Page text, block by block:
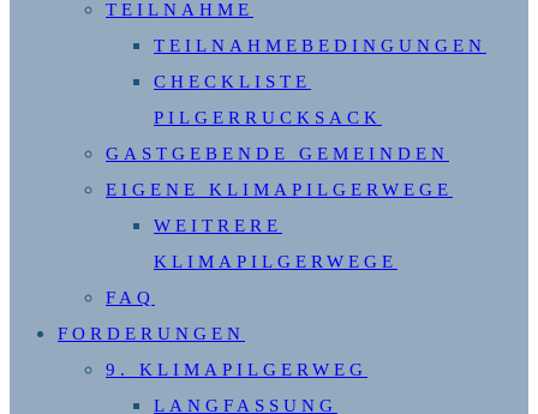
TEILNAHME
TEILNAHMEBEDINGUNGEN
CHECKLISTE
PILGERRUCKSACK
GASTGEBENDE GEMEINDEN
EIGENE KLIMAPILGERWEGE
WEITRERE
KLIMAPILGERWEGE
FAQ
FORDERUNGEN
9. KLIMAPILGERWEG
LANGFASSUNG